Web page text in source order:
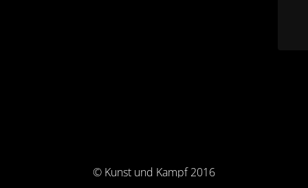
© Kunst und Kampf 2016